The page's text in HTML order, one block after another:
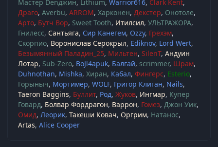
Мастер Denджин Lithium Warrior616 Clark Kent
Драго Averbu ARROM Харконен Декстер Онотоле
Арто Бутч Вор Sweet Tooth Итилсил УЛЬТРАЖОРА
Гнилесс Сантьяга Сир Канегем Ozzy Грехэм
Скорпио Воронислав Серокрыл Ediknov Lord Wert
Безымянный Паладин_25 Мильтен SilenT Андуин
Лотар Sub-Zero BoJl4apuk Балгай scrimmer Шрам
Duhnothan Mishka Хиран Кабал Фингерс Esterio
Горыныч Мортимер WOLF Григор Клиган Nails
Taeron Baggins Буллит Род Жуков Ингмар Купер
Говард Болвар Фордрагон Варрон Гомез Джон Уик
Омид Леорик Такеши Ковач Оргрим Натанос
Artas Alice Cooper